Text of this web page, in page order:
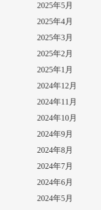
2025年5月
2025年4月
2025年3月
2025年2月
2025年1月
2024年12月
2024年11月
2024年10月
2024年9月
2024年8月
2024年7月
2024年6月
2024年5月